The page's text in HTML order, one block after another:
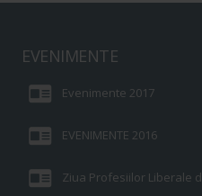
EVENIMENTE
Evenimente 2017
EVENIMENTE 2016
Ziua Profesiilor Liberale